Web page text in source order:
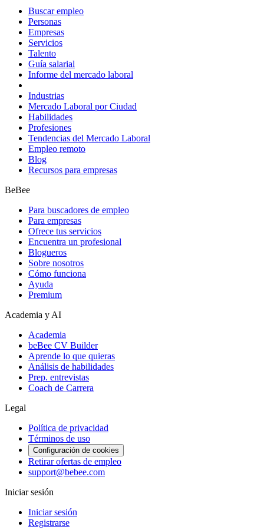
Buscar empleo
Personas
Empresas
Servicios
Talento
Guía salarial
Informe del mercado laboral
Industrias
Mercado Laboral por Ciudad
Habilidades
Profesiones
Tendencias del Mercado Laboral
Empleo remoto
Blog
Recursos para empresas
BeBee
Para buscadores de empleo
Para empresas
Ofrece tus servicios
Encuentra un profesional
Blogueros
Sobre nosotros
Cómo funciona
Ayuda
Premium
Academia y AI
Academia
beBee CV Builder
Aprende lo que quieras
Análisis de habilidades
Prep. entrevistas
Coach de Carrera
Legal
Política de privacidad
Términos de uso
Configuración de cookies
Retirar ofertas de empleo
support@bebee.com
Iniciar sesión
Iniciar sesión
Registrarse